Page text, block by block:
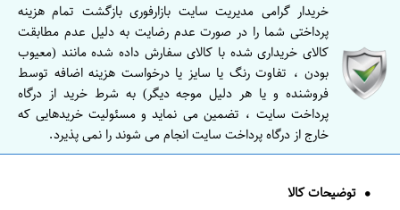
خریدار گرامی مدیریت سایت بازارفوری بازگشت تمام هزینه
پرداختی شما را در صورت عدم رضایت به دلیل عدم مطابقت
کالای خریداری شده با کالای سفارش داده شده مانند (معیوب
بودن ، تفاوت رنگ یا سایز یا درخواست هزینه اضافه توسط
فروشنده و یا هر دلیل موجه دیگر) به شرط خرید از درگاه
پرداخت سایت ، تضمین می نماید و مسئولیت خریدهایی که
خارج از درگاه پرداخت سایت انجام می شوند را نمی پذیرد.
توضیحات کالا